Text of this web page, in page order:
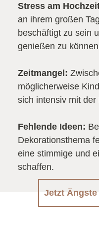
Stress am
an ihrem großen
beschäftigt zu sein
genießen zu
Zeitmangel:
möglicherweise
sich intensiv mit
Fehlende Ideen:
Dekorationsthema
eine stimmige und
schaffen.
Jetzt Ängste